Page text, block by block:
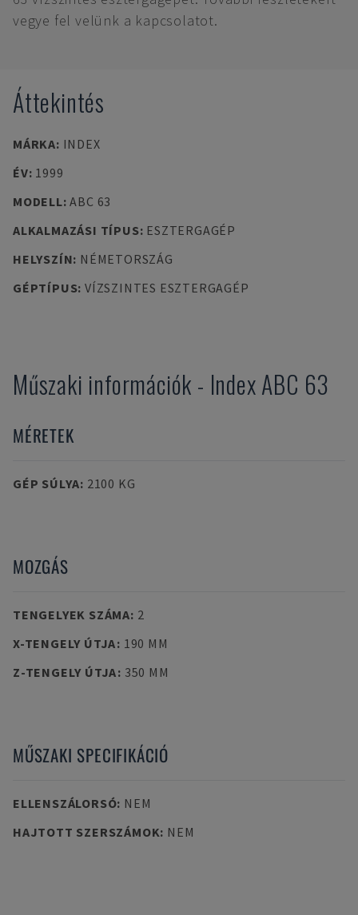
vegye fel velünk a kapcsolatot.
Áttekintés
MÁRKA: INDEX
ÉV: 1999
MODELL:ABC 63
ALKALMAZÁSI TÍPUS: ESZTERGAGÉP
HELYSZÍN: NÉMETORSZÁG
GÉPTÍPUS: VÍZSZINTES ESZTERGAGÉP
Műszaki információk - IndexABC 63
MÉRETEK
GÉP SÚLYA: 2100 KG
MOZGÁS
TENGELYEK SZÁMA: 2
X-TENGELY ÚTJA: 190 MM
Z-TENGELY ÚTJA: 350 MM
MŰSZAKI SPECIFIKÁCIÓ
ELLENSZÁLORSÓ: NEM
HAJTOTT SZERSZÁMOK: NEM